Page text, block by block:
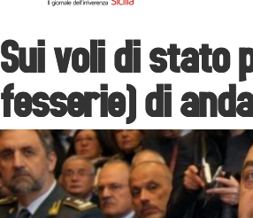
Sui voli di stato
fesserie) di